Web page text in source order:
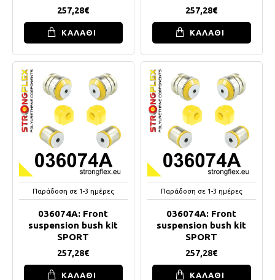
257,28€
ΚΑΛΑΘΙ
257,28€
ΚΑΛΑΘΙ
Παράδοση σε 1-3 ημέρες
036074A: Front
suspension bush kit
SPORT
257,28€
ΚΑΛΑΘΙ
Παράδοση σε 1-3 ημέρες
036074A: Front
suspension bush kit
SPORT
257,28€
ΚΑΛΑΘΙ